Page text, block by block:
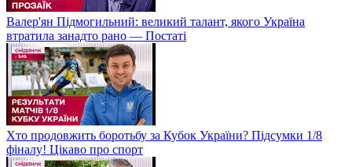
Валер'ян Підмогильний: великий талант, якого Україна
втратила занадто рано — Постаті
Хто продовжить боротьбу за Кубок України? Підсумки 1/8
фіналу! Цікаво про спорт